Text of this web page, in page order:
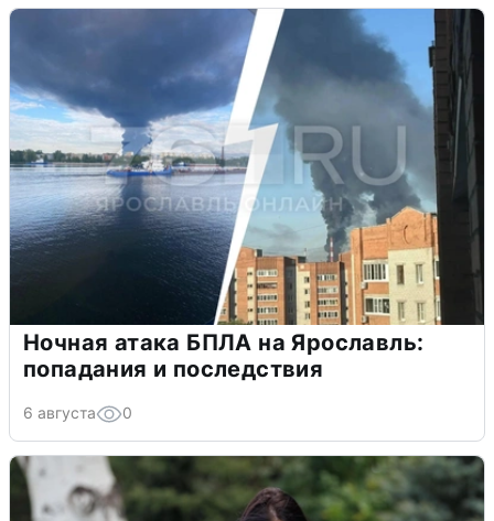
Ночная атака БПЛА на Ярославль:
попадания и последствия
6 августа 0